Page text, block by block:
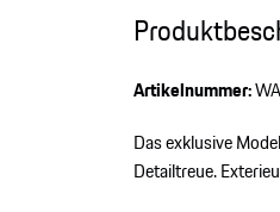
Artikelnummer:
Das exklusive
Detailtreue.